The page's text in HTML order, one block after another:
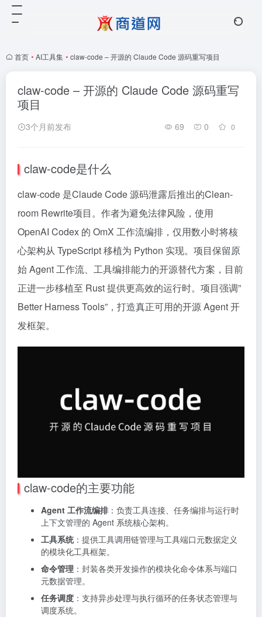
首页 • AI工具集 • claw-code – 开源的 Claude Code 源码重写项目
claw-code – 开源的 Claude Code 源码重写
项目
3个月前发布 69 0 0
claw-code是什么
claw-code 是Claude Code 源码泄露后推出的Clean-
room Rewrite项目。作者为避免法律风险，使用
OpenAI Codex 的 OmX 工作流编排，仅用数小时将核
心架构从 TypeScript 移植为 Python 实现。项目保留原
始 Agent 工作流、工具编排能力的开源替代方案，目前
正进一步移植至 Rust 提供更高效的运行时。项目强调”
Better Harness Tools”，打造真正可用的开源 Agent 开
发框架。
claw-code的主要功能
Agent 工作流编排 ：负责工具连接、任务编排与运行时
上下文管理的 Agent 系统核心架构。
工具系统：提供工具调用链管理与工具端口元数据定义
的模块化工具框架。
命令管理 ：封装各类开发操作的模块化命令体系与端口
元数据管理。
任务调度 ：支持异步处理与执行循环的任务状态管理与
调度系统。